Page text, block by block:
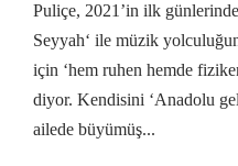
Puliçe, 2021’in ilk
Seyyah‘ ile müzik
için ‘hem ruhen hemde
diyor. Kendisini ‘Anadolu
ailede büyümüş...